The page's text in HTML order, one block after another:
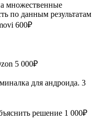
множественные
по данным результатам
600₽
5 000₽
для андроида. 3
решение 1 000₽